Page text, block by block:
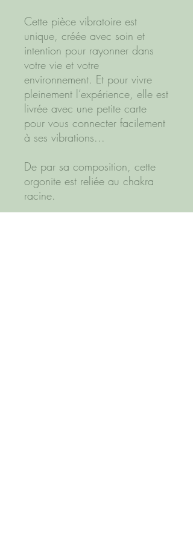
Cette pièce vibratoire est
unique, créée avec soin et
intention pour rayonner dans
votre vie et votre
environnement. Et pour vivre
pleinement l’expérience, elle est
livrée avec une petite carte
pour vous connecter facilement
à ses vibrations...
De par sa composition, cette
orgonite est reliée au chakra
racine.